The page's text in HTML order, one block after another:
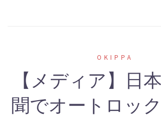
OKIPPA
【メディア】日
聞でオートロッ